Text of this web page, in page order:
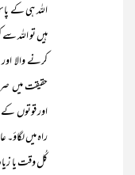
اللہ ہی کے
ہیں تو اللہ
کرنے والا
حقیقت میں
اور قوتوں کے
راہ میں لگاؤ۔
کُل وقت یا